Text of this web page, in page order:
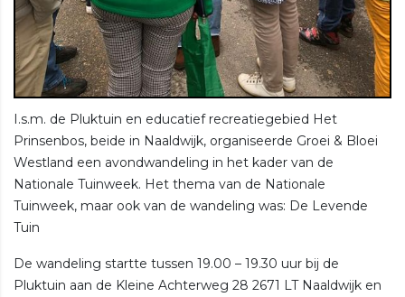
I.s.m. de Pluktuin en educatief recreatiegebied Het
Prinsenbos, beide in Naaldwijk, organiseerde Groei & Bloei
Westland een avondwandeling in het kader van de
Nationale Tuinweek. Het thema van de Nationale
Tuinweek, maar ook van de wandeling was: De Levende
Tuin
De wandeling startte tussen 19.00 – 19.30 uur bij de
Pluktuin aan de Kleine Achterweg 28 2671 LT Naaldwijk en